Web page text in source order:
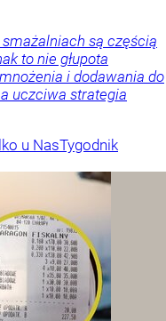
są częścią
to nie głupota
i dodawania do
uczciwa strategia
u NasTygodnik